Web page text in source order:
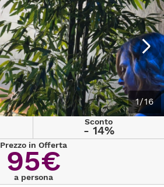
1/16
Sconto
- 14%
Prezzo in Offerta
95€
a persona